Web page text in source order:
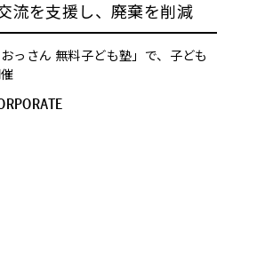
流を支援し、廃棄を削減
っさん 無料子ども塾」で、子ども